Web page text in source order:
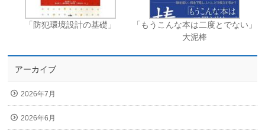
「防犯環境設計の基礎」
「もうこんな本は二度とでない」
大泥棒
アーカイブ
2026年7月
2026年6月